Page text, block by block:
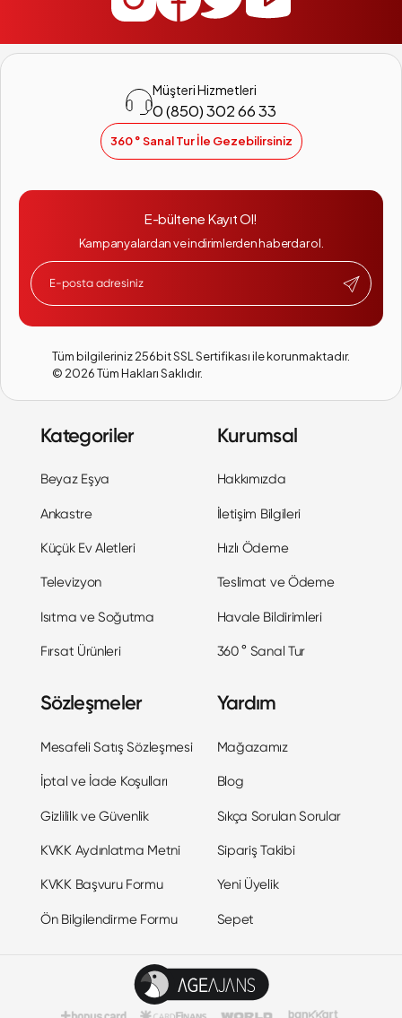
Müşteri Hizmetleri
0 (850) 302 66 33
360 ° Sanal Tur İle Gezebilirsiniz
E-bültene Kayıt Ol!
Kampanyalardan ve indirimlerden haberdar ol.
Tüm bilgileriniz 256bit SSL Sertifikası ile korunmaktadır.
© 2026Tüm Hakları Saklıdır.
Kategoriler
Beyaz Eşya
Ankastre
Küçük Ev Aletleri
Televizyon
Isıtma ve Soğutma
Fırsat Ürünleri
Kurumsal
Hakkımızda
İletişim Bilgileri
Hızlı Ödeme
Teslimat ve Ödeme
Havale Bildirimleri
360 ° Sanal Tur
Sözleşmeler
Mesafeli Satış Sözleşmesi
İptal ve İade Koşulları
Gizlililk ve Güvenlik
KVKK Aydınlatma Metni
KVKK Başvuru Formu
Ön Bilgilendirme Formu
Yardım
Mağazamız
Blog
Sıkça Sorulan Sorular
Sipariş Takibi
Yeni Üyelik
Sepet